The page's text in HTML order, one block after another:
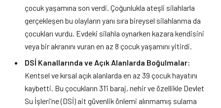
çocuk yaşamına son verdi. Çoğunlukla ateşli silahlarla
gerçekleşen bu olayların yanı sıra bireysel silahlanma da
çocukları vurdu. Evdeki silahla oynarken kazara kendisini
veya bir akranını vuran en az 8 çocuk yaşamını yitirdi.
DSİ Kanallarında ve Açık Alanlarda Boğulmalar:
Kentsel ve kırsal açık alanlarda en az 39 çocuk hayatını
kaybetti. Bu çocukların 31’i baraj, nehir ve özellikle Devlet
Su İşleri’ne (DSİ) ait güvenlik önlemi alınmamış sulama